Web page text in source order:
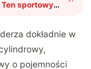
sportowy
mało"?
dokładnie w
o pojemności